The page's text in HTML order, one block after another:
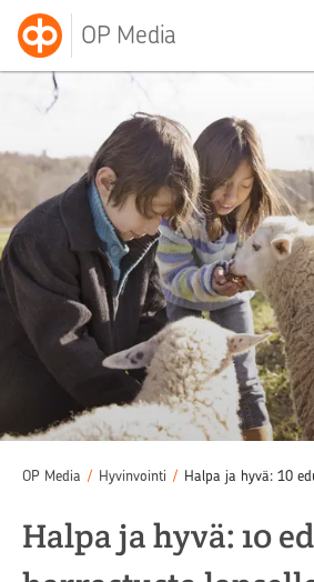
OP Media
OP Media / Hyvinvointi /
Halpa ja hyvä: 10